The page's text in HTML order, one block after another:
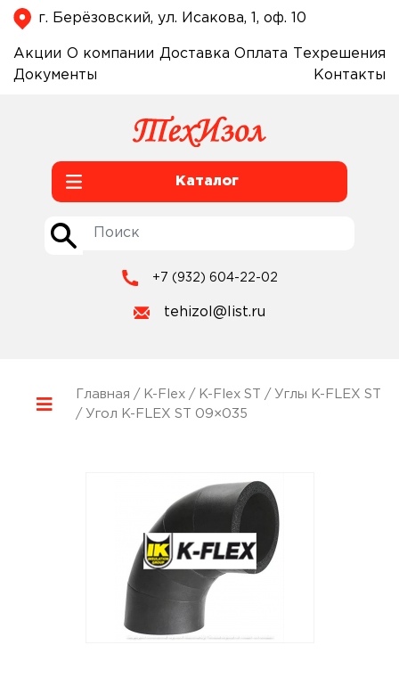
г. Берёзовский, ул. Исакова, 1, оф. 10
Акции О компании Доставка Оплата
Техрешения
Документы
Контакты
Каталог
+7 (932) 604-22-02
tehizol@list.ru
Главная / K-Flex/ K-Flex ST / Углы K-FLEX ST
/ Угол K-FLEX ST 09×035